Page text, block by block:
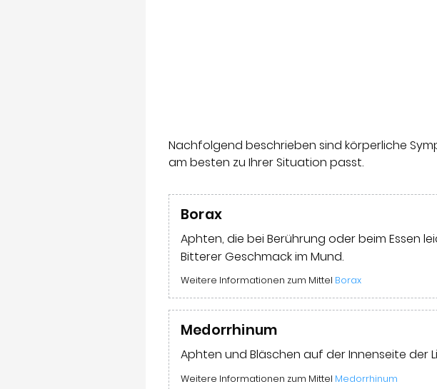
Nachfolgend beschrieben sind körperliche
am besten zu Ihrer Situation passt.
Borax
Aphten, die bei Berührung oder beim Essen
Bitterer Geschmack im Mund.
Weitere Informationen zum Mittel Borax
Medorrhinum
Aphten und Bläschen auf der Innenseite der
Weitere Informationen zum Mittel Medorrhinum